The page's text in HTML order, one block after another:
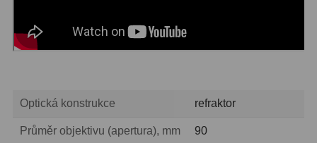
Závaží
Seřízení22
Laserové kolimátory6
Optická konstrukce refraktor
Průměr objektivu (apertura), mm 90